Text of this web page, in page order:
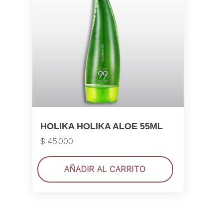
HOLIKA HOLIKA ALOE 55ML
$ 45.000
AÑADIR AL CARRITO